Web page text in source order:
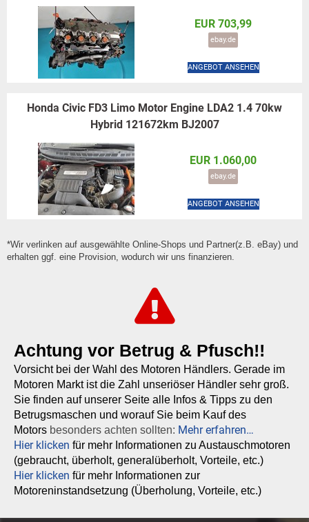
EUR 703,99
ebay.de
ANGEBOT ANSEHEN
Honda Civic FD3 Limo Motor Engine LDA2 1.4 70kw
Hybrid 121672km BJ2007
EUR 1.060,00
ebay.de
ANGEBOT ANSEHEN
*Wir verlinken auf ausgewählte Online-Shops und Partner(z.B. eBay) und
erhalten ggf. eine Provision, wodurch wir uns finanzieren.
Achtung vor Betrug & Pfusch!!
Vorsicht bei der Wahl des Motoren Händlers. Gerade im
Motoren Markt ist die Zahl unseriöser Händler sehr groß.
Sie finden auf unserer Seite alle Infos & Tipps zu den
Betrugsmaschen und worauf Sie beim Kauf des
Motors besonders achten sollten: Mehr erfahren…
Hier klicken für mehr Informationen zu Austauschmotoren
(gebraucht, überholt, generalüberholt, Vorteile, etc.)
Hier klicken für mehr Informationen zur
Motoreninstandsetzung (Überholung, Vorteile, etc.)